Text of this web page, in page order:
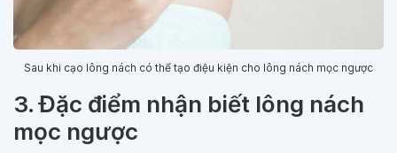
Sau khi cạo lông nách có thể tạo điệu kiện cho lông nách mọc ngược
3. Đặc điểm nhận biết lông nách
mọc ngược